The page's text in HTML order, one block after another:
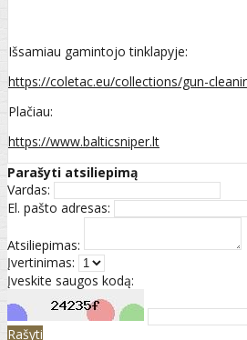
Išsamiau gamintojo tinklapyje:
https://coletac.eu/collections/gun-
Plačiau:
https://www.balticsniper.lt
Parašyti atsiliepimą
Vardas:
El. pašto adresas:
Atsiliepimas:
Įvertinimas:
Įveskite saugos kodą:
Rašyti